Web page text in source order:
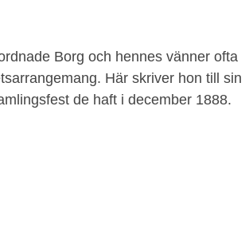
Borg och hennes vänner ofta
Här skriver hon till sin
de haft i december 1888.